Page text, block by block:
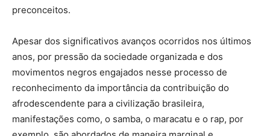
preconceitos.
Apesar dos significativos avanços ocorridos nos últimos
anos, por pressão da sociedade organizada e dos
movimentos negros engajados nesse processo de
reconhecimento da importância da contribuição do
afrodescendente para a civilização brasileira,
manifestações como, o samba, o maracatu e o rap, por